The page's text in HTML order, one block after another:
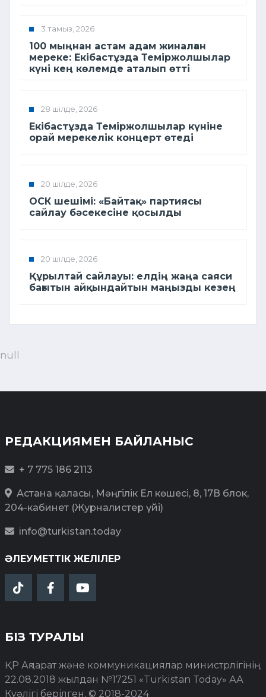
3 тамыз, 2026
100 мыңнан астам адам жиналған
мереке: Екібастұзда Теміржолшылар
күні кең көлемде аталып өтті
28 шілде, 2026
Екібастұзда Теміржолшылар күніне
орай мерекелік концерт өтеді
20 шілде, 2026
ОСК шешімі: «Байтақ» партиясы
сайлау бәсекесіне қосылды
20 шілде, 2026
Құрылтай сайлауы: елдің жаңа саяси
бағытын айқындайтын маңызды кезең
null
РЕДАКЦИЯМЕН БАЙЛАНЫС
+ 7 775 186 2113
Астана қаласы, Мәңгілік Ел көшесі, 8, 17В блок,
204-кабинет (Журналистер үйі)
info@turkistan.today
ӘЛЕУМЕТТІК ЖЕЛІЛЕР
БІЗ ТУРАЛЫ
ҚР Ақпарат және коммуникациялар министрлігінің
22.08.2018 жылдан №17251 «Turkistan Today» АА
Куәлігі берілген. © 2018-2024